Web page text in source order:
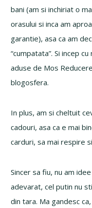
bani (am si inchiriat o
orasului si inca am
garantie), asa ca am
“cumpatata”. Si incep
aduse de Mos
blogosfera.
In plus, am si cheltuit
cadouri, asa ca e mai
carduri, sa mai respire
Sincer sa fiu, nu am
adevarat, cel putin nu
din tara. Ma gandesc